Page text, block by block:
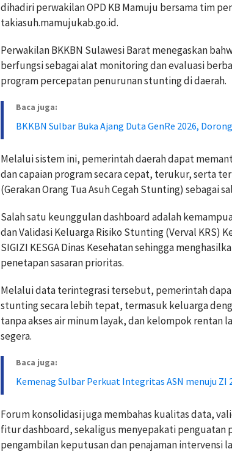
dihadiri perwakilan OPD KB Mamuju bersama tim
takiasuh.mamujukab.go.id.
Perwakilan BKKBN Sulawesi Barat menegaskan
berfungsi sebagai alat monitoring dan evaluasi
program percepatan penurunan stunting di daerah.
Baca juga:
BKKBN Sulbar Buka Ajang Duta GenRe 2026,
Melalui sistem ini, pemerintah daerah dapat
dan capaian program secara cepat, terukur, serta
(Gerakan Orang Tua Asuh Cegah Stunting) sebagai
Salah satu keunggulan dashboard adalah
dan Validasi Keluarga Risiko Stunting (Verval KRS)
SIGIZI KESGA Dinas Kesehatan sehingga
penetapan sasaran prioritas.
Melalui data terintegrasi tersebut, pemerintah
stunting secara lebih tepat, termasuk keluarga
tanpa akses air minum layak, dan kelompok rentan
segera.
Baca juga:
Kemenag Sulbar Perkuat Integritas ASN menuju ZI
Forum konsolidasi juga membahas kualitas data,
fitur dashboard, sekaligus menyepakati penguatan
pengambilan keputusan dan penajaman intervensi